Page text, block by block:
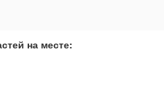
на месте: